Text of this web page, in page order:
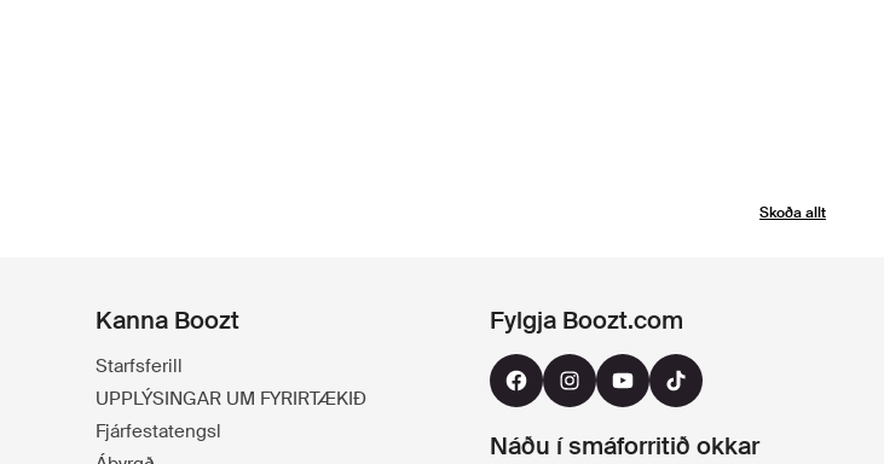
Skoða allt
Kanna Boozt
Starfsferill
UPPLÝSINGAR UM FYRIRTÆKIÐ
Fjárfestatengsl
Fylgja Boozt.com
Náðu í smáforritið okkar